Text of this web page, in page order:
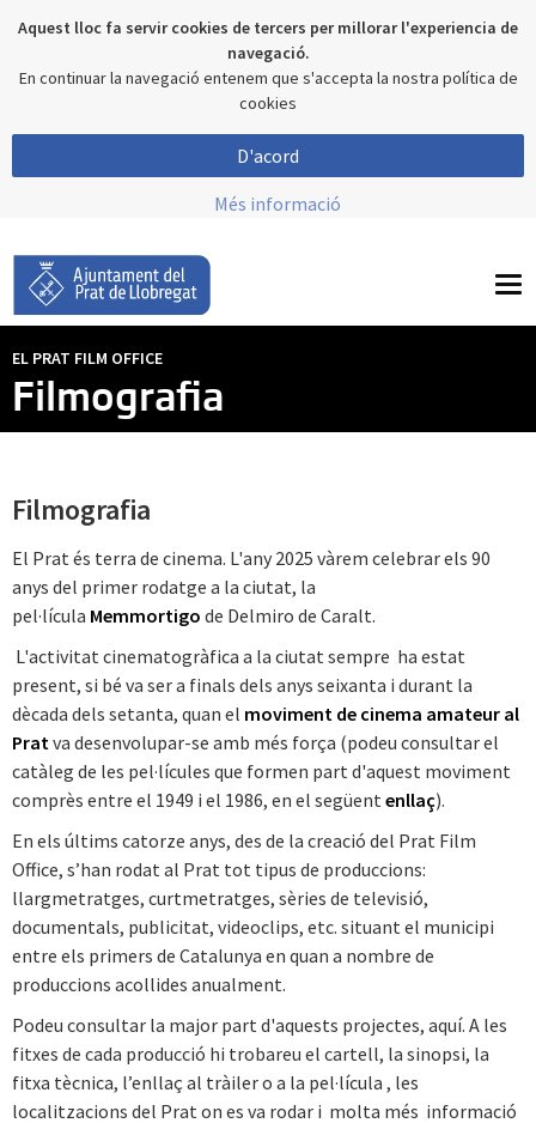
Aquest lloc fa servir cookies de tercers per millorar l'experiencia de
navegació.
En continuar la navegació entenem que s'accepta la nostra política de
cookies
D'acord
Més informació
EL PRAT FILM OFFICE
Filmografia
Filmografia
El Prat és terra de cinema. L'any 2025 vàrem celebrar els 90
anys del primer rodatge a la ciutat, la
pel·lícula Memmortigo de Delmiro de Caralt.
L'activitat cinematogràfica a la ciutat sempre ha estat
present, si bé va ser a finals dels anys seixanta i durant la
dècada dels setanta, quan el moviment de cinema amateur al
Pratva desenvolupar-se amb més força (podeu consultar el
catàleg de les pel·lícules que formen part d'aquest moviment
comprès entre el 1949 i el 1986, en el següentenllaç).
En els últims catorze anys, des de la creació del Prat Film
Office, s’han rodat al Prat tot tipus de produccions:
llargmetratges, curtmetratges, sèries de televisió,
documentals, publicitat, videoclips, etc. situant el municipi
entre els primers de Catalunya en quan a nombre de
produccions acollides anualment.
Podeu consultar la major part d'aquests projectes, aquí. A les
fitxes de cada producció hi trobareu el cartell, la sinopsi, la
fitxa tècnica, l’enllaç al tràiler o a la pel·lícula , les
localitzacions del Prat on es va rodar i molta més informació